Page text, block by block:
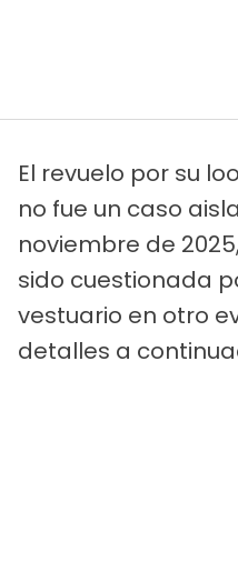
El revuelo por su
no fue un caso
noviembre de
sido cuestionada
vestuario en otro
detalles a